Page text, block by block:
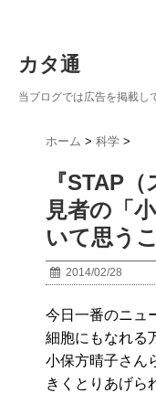
カタ通
当ブログでは広告を掲載し
ホーム > 科学 >
『STAP
見者の「
いて思う
2014/02/28
今日一番のニュ
細胞にもなれる
小保方晴子さん
きくとりあげら